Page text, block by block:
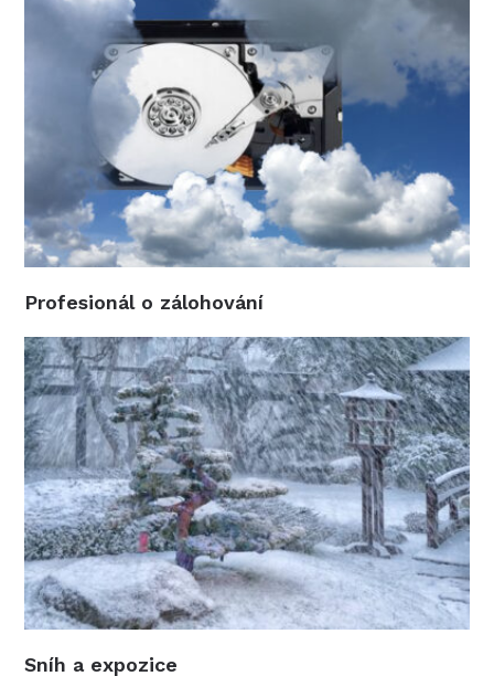
Profesionál o zálohování
Sníh a expozice